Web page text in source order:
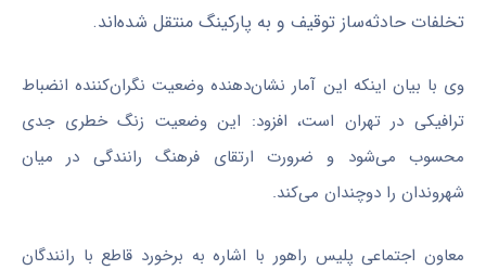
تخلفات حادثه‌ساز توقیف و به پارکینگ منتقل شده‌اند.
وی با بیان اینکه این آمار نشان‌دهنده وضعیت نگران‌کننده انضباط
ترافیکی در تهران است، افزود: این وضعیت زنگ خطری جدی
محسوب می‌شود و ضرورت ارتقای فرهنگ رانندگی در میان
شهروندان را دوچندان می‌کند.
معاون اجتماعی پلیس راهور با اشاره به برخورد قاطع با رانندگان